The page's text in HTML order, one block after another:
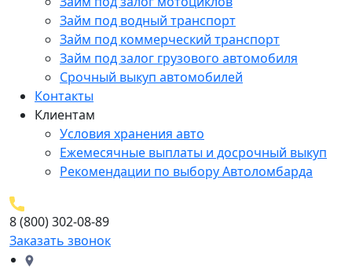
Займ под водный транспорт
Займ под коммерческий транспорт
Займ под залог грузового автомобиля
Срочный выкуп автомобилей
Контакты
Клиентам
Условия хранения авто
Ежемесячные выплаты и досрочный выкуп
Рекомендации по выбору Автоломбарда
8 (800) 302-08-89
Заказать звонок